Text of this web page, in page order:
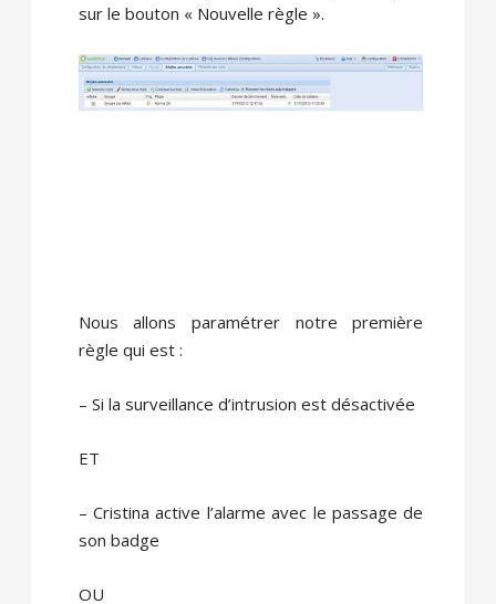
sur le bouton « Nouvelle règle ».
Nous allons paramétrer notre première
règle qui est :
– Si la surveillance d’intrusion est désactivée
ET
– Cristina active l’alarme avec le passage de
son badge
OU